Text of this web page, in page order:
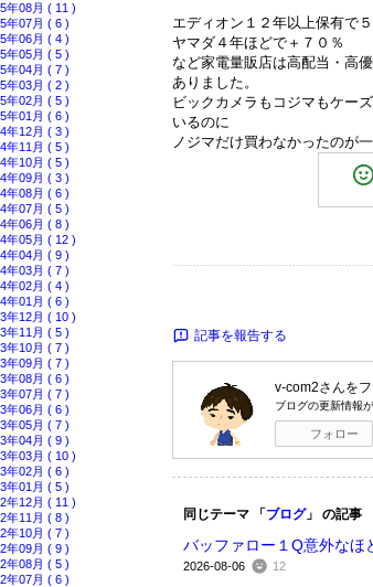
年08月 ( 11 )
年07月 ( 6 )
年06月 ( 4 )
年05月 ( 5 )
年04月 ( 7 )
年03月 ( 2 )
年02月 ( 5 )
年01月 ( 6 )
年12月 ( 3 )
年11月 ( 5 )
年10月 ( 5 )
年09月 ( 3 )
年08月 ( 6 )
年07月 ( 5 )
年06月 ( 8 )
年05月 ( 12 )
年04月 ( 9 )
年03月 ( 7 )
年02月 ( 4 )
年01月 ( 6 )
年12月 ( 10 )
年11月 ( 5 )
年10月 ( 7 )
年09月 ( 7 )
年08月 ( 6 )
年07月 ( 7 )
年06月 ( 6 )
年05月 ( 7 )
年04月 ( 9 )
年03月 ( 10 )
年02月 ( 6 )
年01月 ( 5 )
年12月 ( 11 )
年11月 ( 8 )
年10月 ( 7 )
年09月 ( 9 )
年08月 ( 5 )
年07月 ( 6 )
エディオン１２年以上保有で
ヤマダ４年ほどで＋７０％
など家電量販店は高配当・高
ありました。
ビックカメラもコジマもケー
いるのに
ノジマだけ買わなかったのが
記事を報告する
v-com2さんを
ブログの更新情報
フォロー
同じテーマ 「 ブログ」 の記事
バッファロー１Q意外なほ
2026-08-06 12